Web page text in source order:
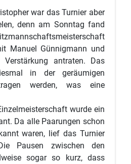
war das Turnier aber
denn am Sonntag fand
Manuel Günnigmann und
antraten. Das
in der geräumigen
werden, was eine
wurde ein
Da alle Paarungen schon
waren, lief das Turnier
Pausen zwischen den
sogar so kurz, dass